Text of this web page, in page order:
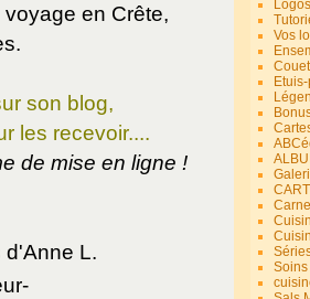
en Crête,
son blog,
les recevoir....
de mise en ligne !
d'Anne L.
Vos